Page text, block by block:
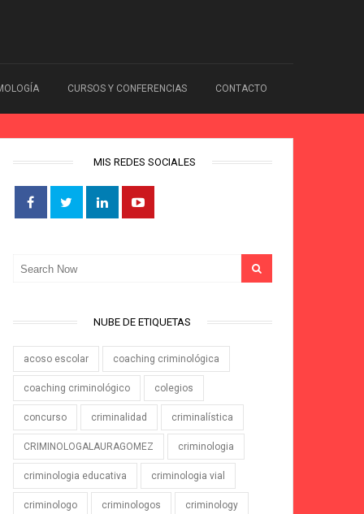
CURSOS Y CONFERENCIAS CONTACTO
MIS REDES SOCIALES
NUBE DE ETIQUETAS
acoso escolar coaching criminológica
coaching criminológico colegios
concurso criminalidad criminalística
CRIMINOLOGALAURAGOMEZ criminologia
criminologia educativa criminologia vial
criminologo criminologos criminology